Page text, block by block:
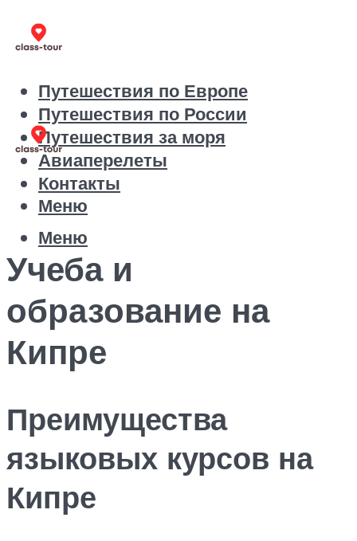
Путешествия по Европе
Путешествия по России
Путешествия за моря
Авиаперелеты
Контакты
Меню
Меню
Учеба и
образование на
Кипре
Преимущества
языковых курсов на
Кипре